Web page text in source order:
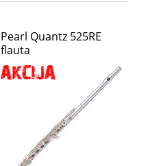
Pearl Quantz 525RE
flauta